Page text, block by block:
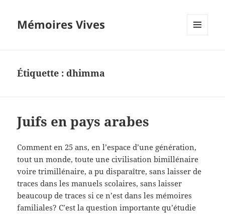
Mémoires Vives
Étiquette :dhimma
Juifs en pays arabes
Comment en 25 ans, en l’espace d’une génération,
tout un monde, toute une civilisation bimillénaire
voire trimillénaire, a pu disparaître, sans laisser de
traces dans les manuels scolaires, sans laisser
beaucoup de traces si ce n’est dans les mémoires
familiales? C’est la question importante qu’étudie